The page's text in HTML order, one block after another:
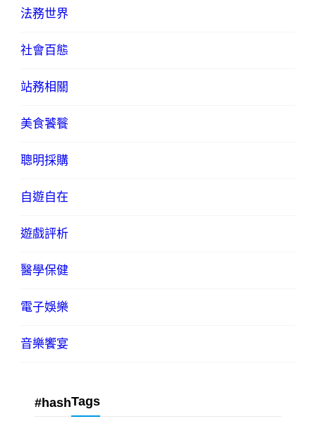
法務世界
社會百態
站務相關
美食饕餮
聰明採購
自遊自在
遊戲評析
醫學保健
電子娛樂
音樂饗宴
#hashTags